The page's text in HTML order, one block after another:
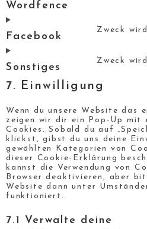
Wordfence
Facebook
Zweck
Sonstiges
Zweck
7. Einwilligung
Wenn du unsere Website das
zeigen wir dir ein Pop-Up mit
Cookies. Sobald du auf
klickst, gibst du uns deine
gewählten Kategorien von
dieser Cookie-Erklärung
kannst die Verwendung von
Browser deaktivieren, aber
Website dann unter
funktioniert.
7.1 Verwalte deine